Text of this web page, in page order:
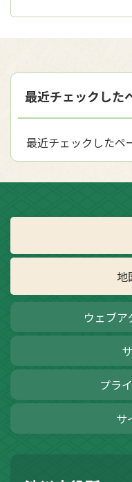
最近チェックした
最近チェックしたペ
地
ウェブ
プラ
サ